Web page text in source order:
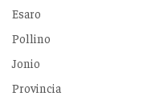
Esaro
Pollino
Jonio
Provincia